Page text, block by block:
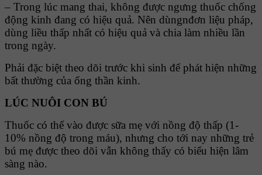
– Trong lúc mang thai, không được ngưng thuốc chống
động kinh đang có hiệu quả. Nên dùngnđơn liệu pháp,
dùng liều thấp nhất có hiệu quả và chia làm nhiều lần
trong ngày.
Phải đặc biệt theo dõi trước khi sinh để phát hiện những
bất thường của ống thần kinh.
LÚC NUÔI CON BÚ
Thuốc có thể vào được sữa mẹ với nồng độ thấp (1-
10% nồng độ trong máu), nhưng cho tới nay những trẻ
bú mẹ được theo dõi vẫn không thấy có biểu hiện lâm
sàng nào.